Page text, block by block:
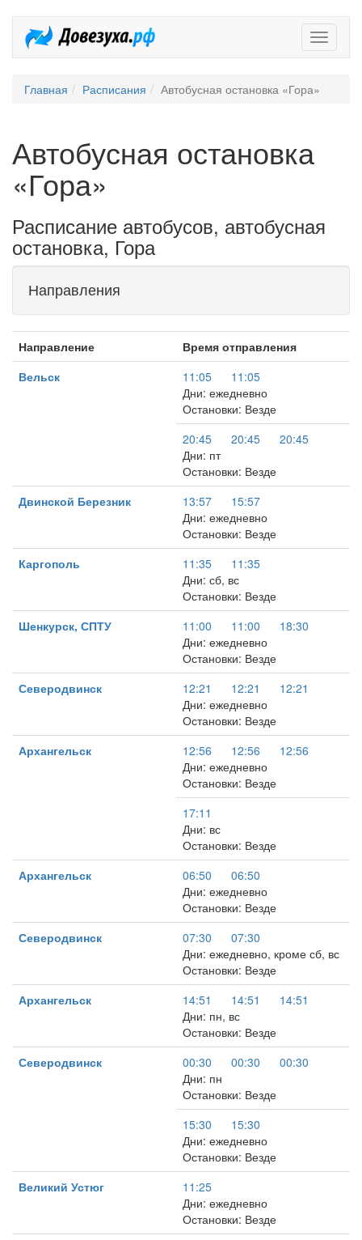
Главная Расписания Автобусная остановка «Гора»
Автобусная остановка
«Гора»
Расписание автобусов, автобусная
остановка, Гора
Направления
Направление
Время отправления
Вельск
11:05
11:05
Дни: ежедневно
Остановки: Везде
20:45
20:45
20:45
Дни: пт
Остановки: Везде
Двинской Березник
13:57
15:57
Дни: ежедневно
Остановки: Везде
Каргополь
11:35
11:35
Дни: сб, вс
Остановки: Везде
Шенкурск, СПТУ
11:00 11:00
18:30
Дни: ежедневно
Остановки: Везде
Северодвинск
12:21 12:21
12:21
Дни: ежедневно
Остановки: Везде
Архангельск
12:56 12:56
12:56
Дни: ежедневно
Остановки: Везде
17:11
Дни: вс
Остановки: Везде
Архангельск
06:50
06:50
Дни: ежедневно
Остановки: Везде
Северодвинск
07:30
07:30
Дни: ежедневно, кроме сб, вс
Остановки: Везде
Архангельск
14:51 14:51
14:51
Дни: пн, вс
Остановки: Везде
Северодвинск
00:30 00:30
00:30
Дни: пн
Остановки: Везде
15:30
15:30
Дни: ежедневно
Остановки: Везде
Великий Устюг
11:25
Дни: ежедневно
Остановки: Везде